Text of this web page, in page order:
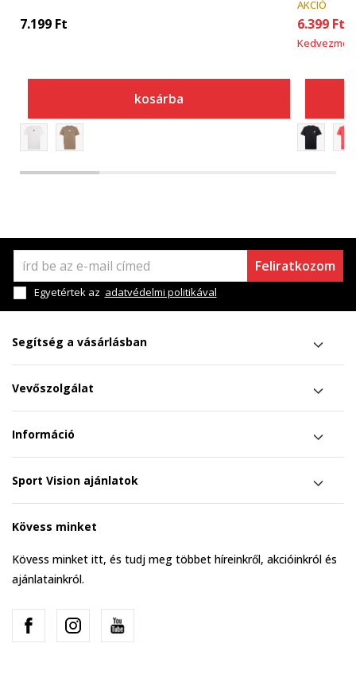
7.199 Ft
kosárba
AKCIÓ
6.399 Ft
Feliratkozom
Egyetértek az adatvédelmi politikával
Segítség a vásárlásban
Vevőszolgálat
Információ
Sport Vision ajánlatok
Kövess minket
Kövess minket itt, és tudj meg többet híreinkről, akcióinkról és
ajánlatainkról.